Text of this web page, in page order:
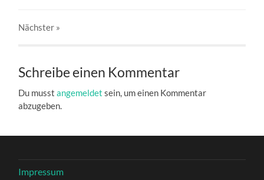
Nächster »
Schreibe einen Kommentar
Du musstangemeldet sein, um einen Kommentar
abzugeben.
Impressum